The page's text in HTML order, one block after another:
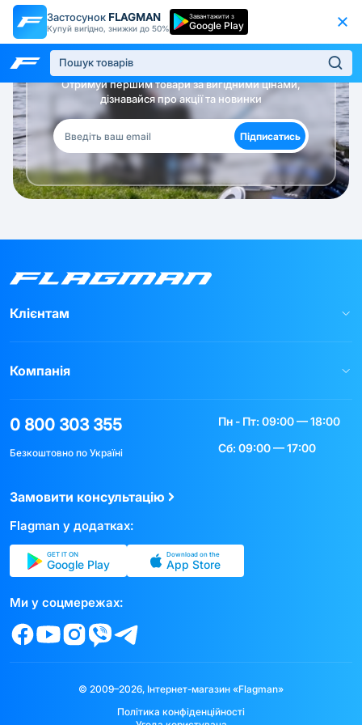
Застосунок FLAGMAN
Купуй вигідно, знижки до 50%
Завантажити з
Google Play
Будь в курсі!
Отримуй першим товари за вигідними цінами,
дізнавайся про акції та новинки
Підписатись
Клієнтам
Компанія
0 800 303 355
Безкоштовно по Україні
Пн - Пт: 09:00 — 18:00
Сб: 09:00 — 17:00
Замовити консультацію
Flagman у додатках:
GET IT ON
Google Play
Download on the
App Store
Ми у соцмережах:
© 2009–2026, Інтернет-магазин «Flagman»
Політика конфіденційності